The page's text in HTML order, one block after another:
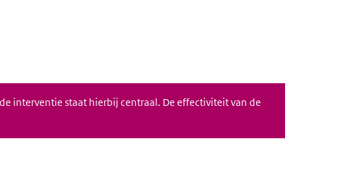
interventie staat hierbij centraal. De effectiviteit van de